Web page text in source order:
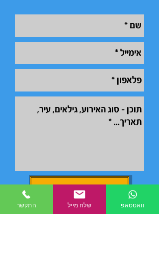
אני רוצה אירוע מדהים
התקשר שלח מייל וואטסאפ